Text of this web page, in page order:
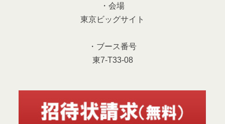
・会場
東京ビッグサイト
・ブース番号
東7-T33-08